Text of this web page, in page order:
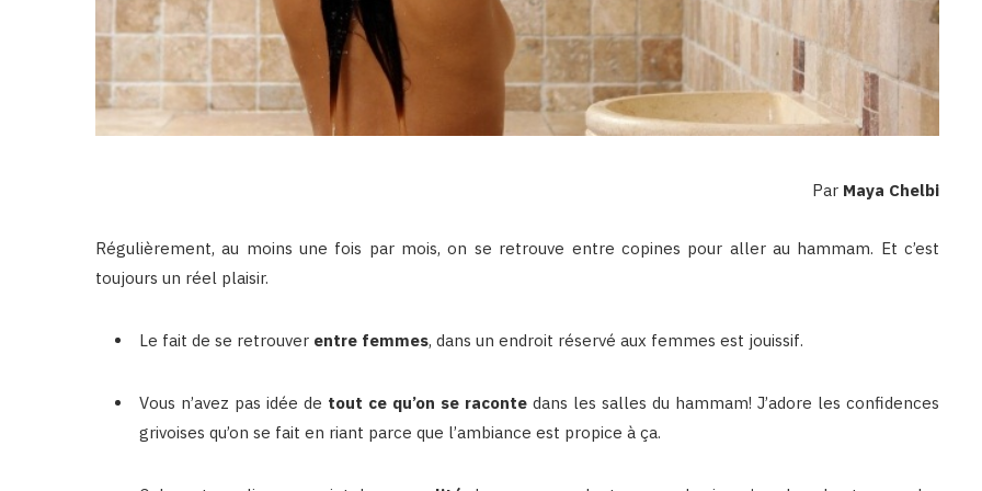
Par Maya Chelbi
Régulièrement, au moins une fois par mois, on se retrouve entre copines pour aller au hammam. Et c’est
toujours un réel plaisir.
Le fait de se retrouver entre femmes, dans un endroit réservé aux femmes est jouissif.
Vous n’avez pas idée de tout ce qu’on se raconte dans les salles du hammam! J’adore les confidences
grivoises qu’on se fait en riant parce que l’ambiance est propice à ça.